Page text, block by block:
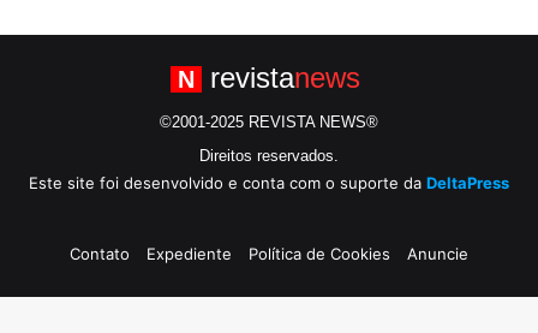
N revistanews
©2001-2025 REVISTA NEWS®
Direitos reservados.
Este site foi desenvolvido e conta com o suporte da DeltaPress
Contato Expediente Política de Cookies Anuncie